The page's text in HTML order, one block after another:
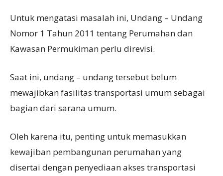
Untuk mengatasi masalah ini, Undang – Undang
Nomor 1 Tahun 2011 tentang Perumahan dan
Kawasan Permukiman perlu direvisi.
Saat ini, undang – undang tersebut belum
mewajibkan fasilitas transportasi umum sebagai
bagian dari sarana umum.
Oleh karena itu, penting untuk memasukkan
kewajiban pembangunan perumahan yang
disertai dengan penyediaan akses transportasi